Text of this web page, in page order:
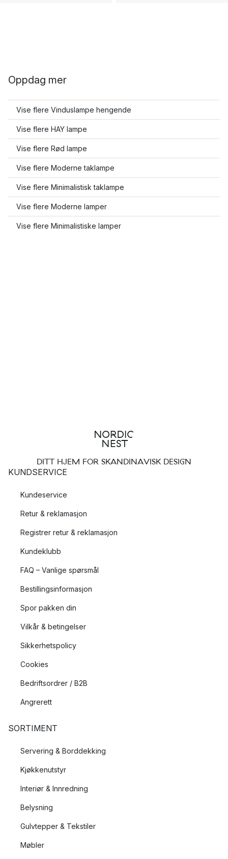
Oppdag mer
Vise flere Vinduslampe hengende
Vise flere HAY lampe
Vise flere Rød lampe
Vise flere Moderne taklampe
Vise flere Minimalistisk taklampe
Vise flere Moderne lamper
Vise flere Minimalistiske lamper
DITT HJEM FOR SKANDINAVISK DESIGN
KUNDSERVICE
Kundeservice
Retur & reklamasjon
Registrer retur & reklamasjon
Kundeklubb
FAQ – Vanlige spørsmål
Bestillingsinformasjon
Spor pakken din
Vilkår & betingelser
Sikkerhetspolicy
Cookies
Bedriftsordrer / B2B
Angrerett
SORTIMENT
Servering & Borddekking
Kjøkkenutstyr
Interiør & Innredning
Belysning
Gulvtepper & Tekstiler
Møbler